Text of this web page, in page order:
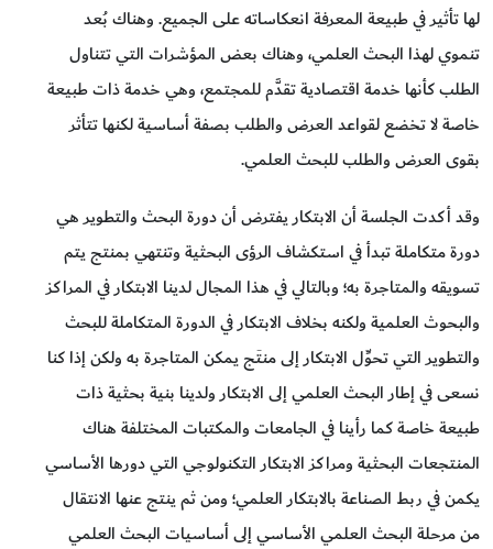
لها تأثير في طبيعة المعرفة انعكاساته على الجميع. وهناك بُعد
تنموي لهذا البحث العلمي، وهناك بعض المؤشرات التي تتناول
الطلب كأنها خدمة اقتصادية تقدَّم للمجتمع، وهي خدمة ذات طبيعة
خاصة لا تخضع لقواعد العرض والطلب بصفة أساسية لكنها تتأثر
بقوى العرض والطلب للبحث العلمي.
وقد أكدت الجلسة أن الابتكار يفترض أن دورة البحث والتطوير هي
دورة متكاملة تبدأ في استكشاف الرؤى البحثية وتنتهي بمنتج يتم
تسويقه والمتاجرة به؛ وبالتالي في هذا المجال لدينا الابتكار في المراكز
والبحوث العلمية ولكنه بخلاف الابتكار في الدورة المتكاملة للبحث
والتطوير التي تحوِّل الابتكار إلى منتَج يمكن المتاجرة به ولكن إذا كنا
نسعى في إطار البحث العلمي إلى الابتكار ولدينا بنية بحثية ذات
طبيعة خاصة كما رأينا في الجامعات والمكتبات المختلفة هناك
المنتجعات البحثية ومراكز الابتكار التكنولوجي التي دورها الأساسي
يكمن في ربط الصناعة بالابتكار العلمي؛ ومن ثم ينتج عنها الانتقال
من مرحلة البحث العلمي الأساسي إلى أساسيات البحث العلمي